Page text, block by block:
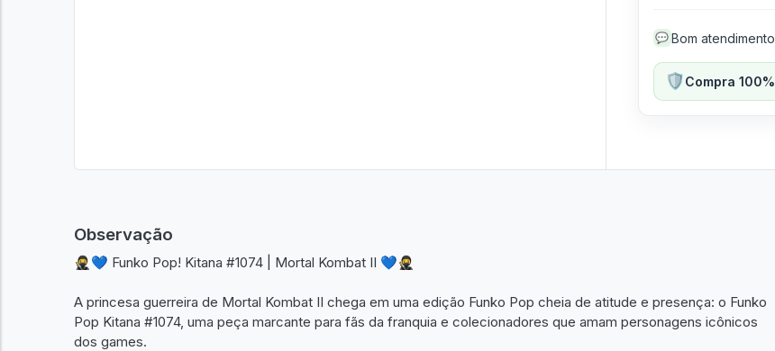
💬 Bom atendimento
🛡️Compra 100%
Observação
🥷💙 Funko Pop! Kitana #1074 | Mortal Kombat II 💙🥷
A princesa guerreira de Mortal Kombat II chega em uma edição Funko Pop cheia de atitude e presença: o Funko
Pop Kitana #1074, uma peça marcante para fãs da franquia e colecionadores que amam personagens icônicos
dos games.